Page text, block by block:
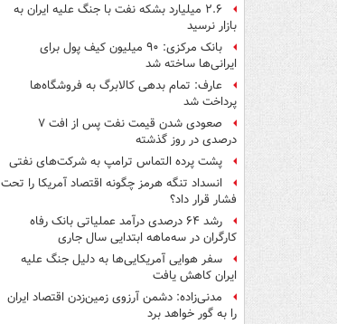
۲.۶ میلیارد بشکه نفت با جنگ علیه ایران به
بازار نرسید
بانک مرکزی: ۹۰ میلیون کیف پول برای
ایرانی‌ها ساخته شد
عارف: تمام بدهی کالابرگ به فروشگاه‌ها
پرداخت شد
صعودی شدن قیمت نفت پس از افت ۷
درصدی در روز گذشته
پشت پرده التماس ترامپ به شرکت‌های نفتی
انسداد تنگه هرمز چگونه اقتصاد آمریکا را تحت
فشار قرار داد؟
رشد ۶۴ درصدی درآمد عملیاتی بانک رفاه
کارگران در سه‌ماهه ابتدایی سال جاری
سفر هوایی آمریکایی‌ها به دلیل جنگ علیه
ایران کاهش یافت
مدنی‌زاده: دشمن آرزوی زمین‌زدن اقتصاد ایران
را به گور خواهد برد